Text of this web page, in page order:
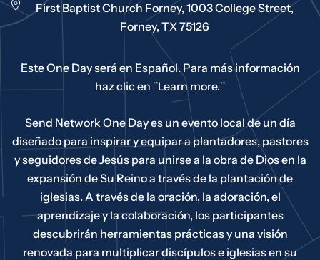
First Baptist Church Forney, 1003 College Street,
Forney, TX 75126
Este One Day será en Español. Para más información
haz clic en ¨Learn more.¨
Send Network One Day es un evento local de un día
diseñado para inspirar y equipar a plantadores, pastores
y seguidores de Jesús para unirse a la obra de Dios en la
expansión de Su Reino a través de la plantación de
iglesias. A través de la oración, la adoración, el
aprendizaje y la colaboración, los participantes
descubrirán herramientas prácticas y una visión
renovada para multiplicar discípulos e iglesias en su